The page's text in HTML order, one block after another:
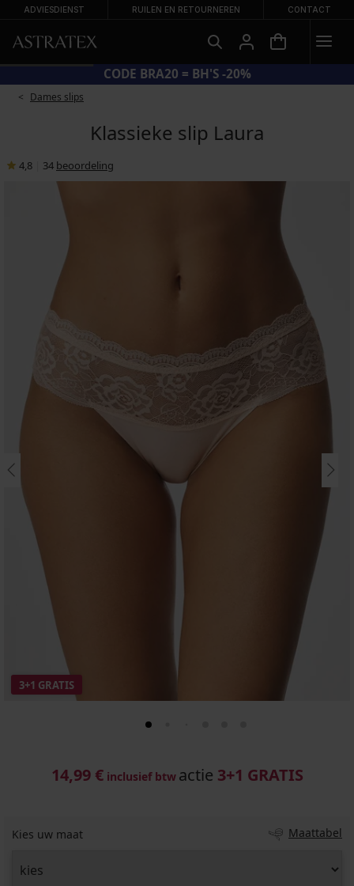
ADVIESDIENST RUILEN EN RETOURNEREN CONTACT
CODE BRA20 = BH'S -20%
Dames slips
Klassieke slip Laura
4,8 34 beoordeling
3+1 GRATIS
14,99 € inclusief btw actie 3+1 GRATIS
Kies uw maat Maattabel